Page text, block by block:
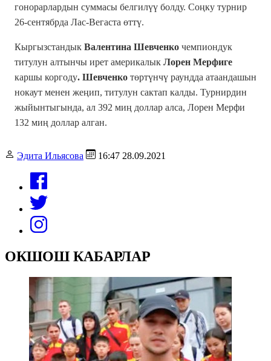
гонорарлардын суммасы белгилүү болду. Соңку турнир
26-сентябрда Лас-Вегаста өттү.
Кыргызстандык Валентина Шевченко чемпиондук
титулун алтынчы ирет америкалык Лорен Мерфиге
каршы коргоду. Шевченко төртүнчү раундда атаандашын
нокаут менен жеңип, титулун сактап калды. Турнирдин
жыйынтыгында, ал 392 миң доллар алса, Лорен Мерфи
132 миң доллар алган.
Эдита Ильясова 16:47 28.09.2021
ОКШОШ КАБАРЛАР